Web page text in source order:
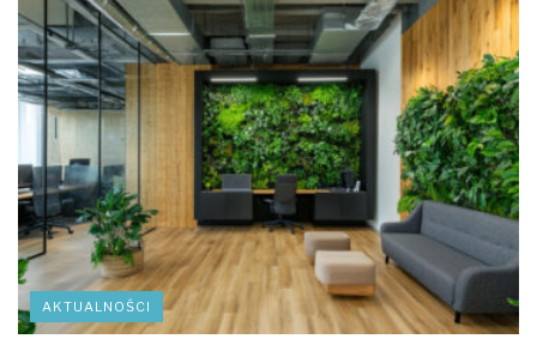
AKTUALNOŚCI